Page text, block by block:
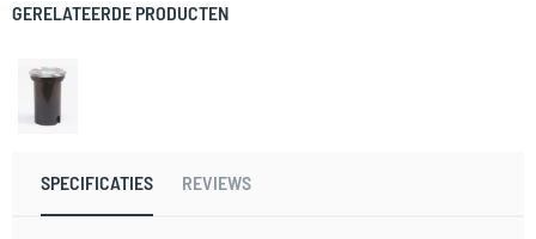
GERELATEERDE PRODUCTEN
SPECIFICATIES REVIEWS